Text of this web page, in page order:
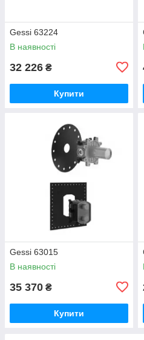
Gessi 63224
В наявності
32 226 ₴
Купити
Gessi 63015
В наявності
35 370 ₴
Купити